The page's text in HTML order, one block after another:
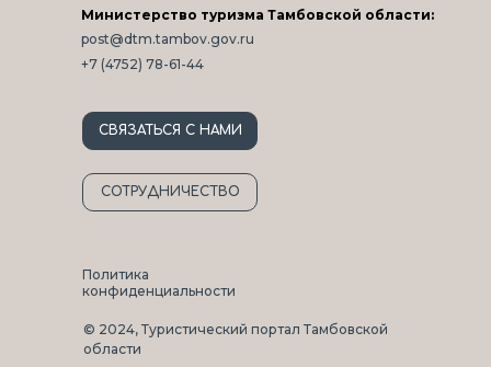
© 2024, Туристический портал Тамбовской
области
СВЯЗАТЬСЯ С НАМИ
Политика
конфиденциальности
СОТРУДНИЧЕСТВО
post@dtm.tambov.gov.ru
Министерство туризма Тамбовской области:
+7 (4752) 78-61-44